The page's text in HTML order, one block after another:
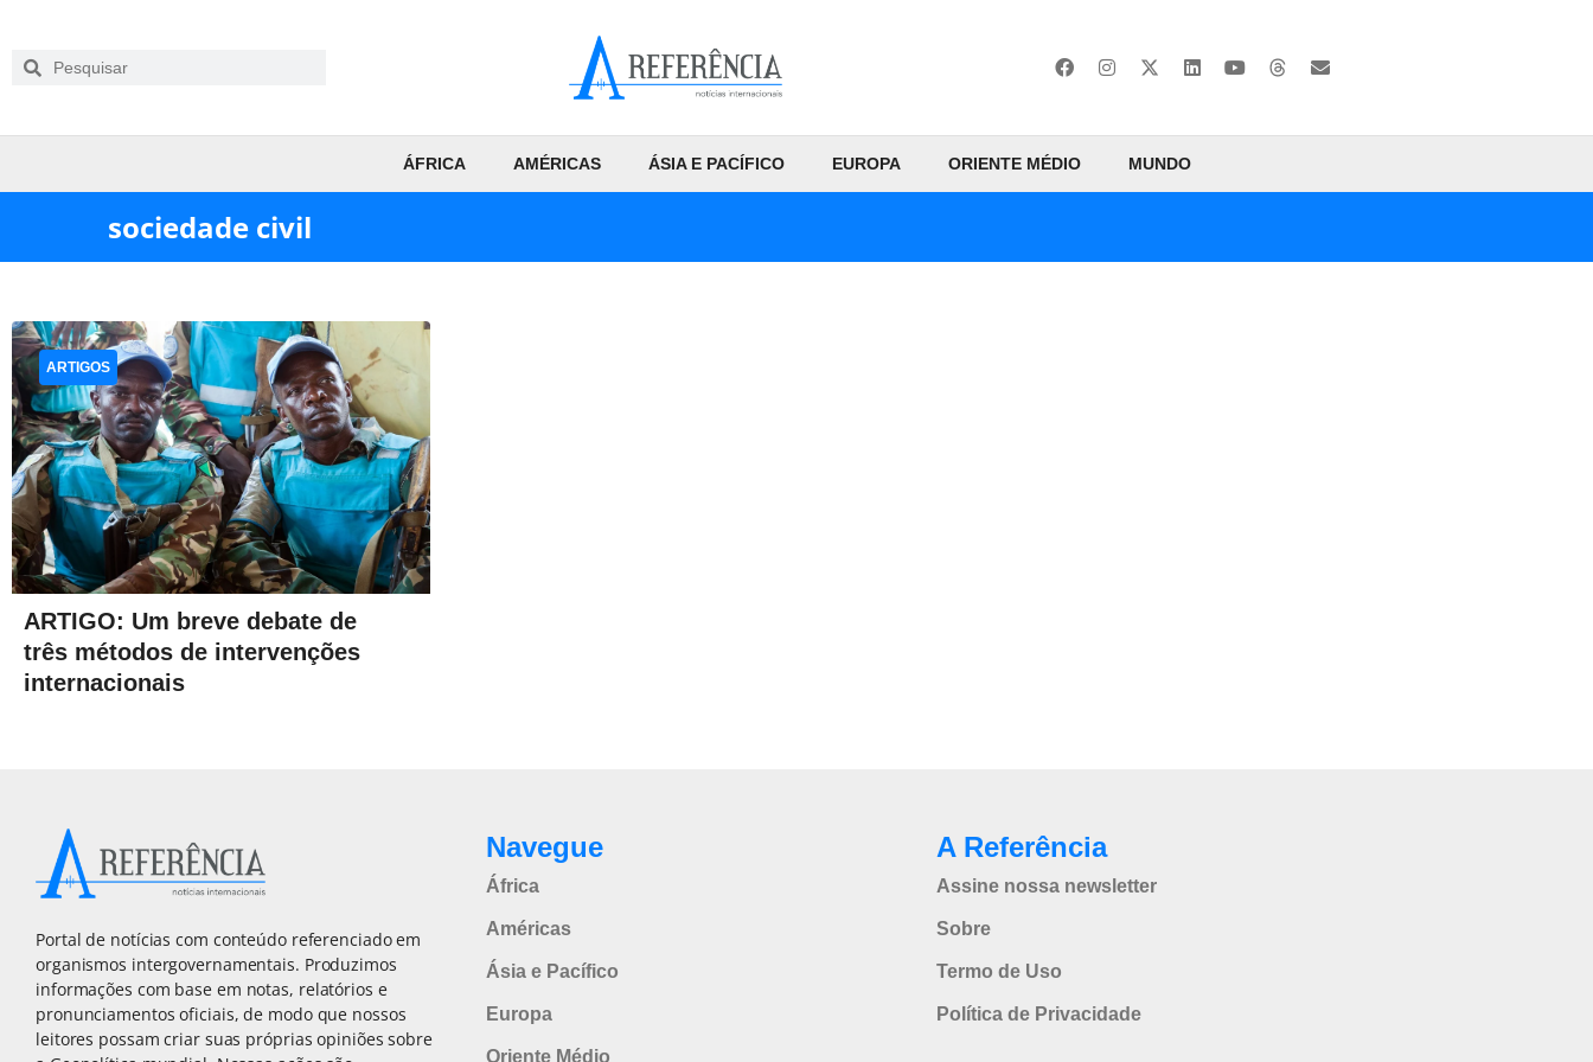
ÁFRICA AMÉRICAS ÁSIA E PACÍFICO EUROPA ORIENTE MÉDIO MUNDO
sociedade civil
ARTIGO: Um breve debate de
três métodos de intervenções
internacionais
ARTIGOS
Portal de notícias com conteúdo referenciado em
organismos intergovernamentais. Produzimos
informações com base em notas, relatórios e
pronunciamentos oficiais, de modo que nossos
leitores possam criar suas próprias opiniões sobre
Navegue
África
Américas
Ásia e Pacífico
Europa
Oriente Médio
A Referência
Assine nossa newsletter
Sobre
Termo de Uso
Política de Privacidade